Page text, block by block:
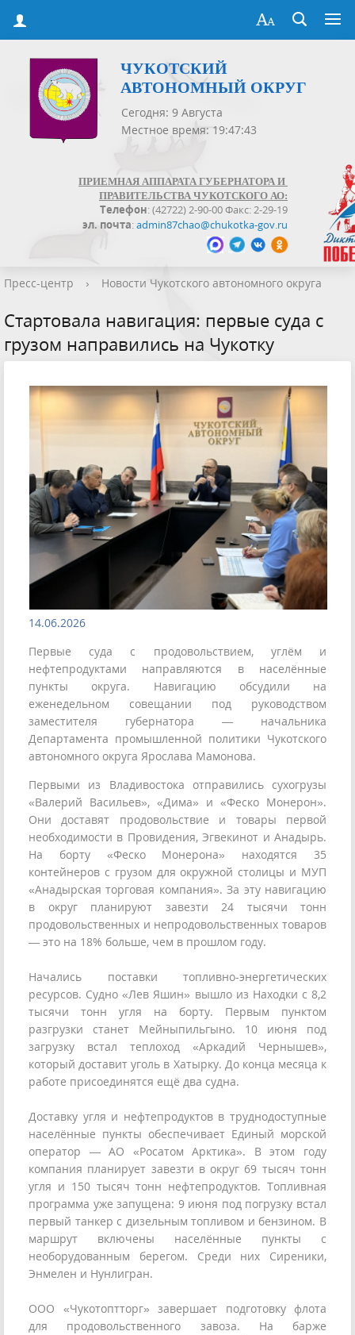
ЧУКОТСКИЙ
АВТОНОМНЫЙ ОКРУГ
Сегодня: 9 Августа
Местное время: 19:47:44
ПРИЕМНАЯ АППАРАТА ГУБЕРНАТОРА И
ПРАВИТЕЛЬСТВА ЧУКОТСКОГО АО:
Телефон: (42722) 2-90-00 Факс: 2-29-19
эл. почта:admin87chao@chukotka-gov.ru
Пресс-центр › Новости Чукотского автономного округа
Стартовала навигация: первые суда с
грузом направились на Чукотку
14.06.2026
Первые суда с продовольствием, углём и
нефтепродуктами направляются в населённые
пункты округа. Навигацию обсудили на
еженедельном совещании под руководством
заместителя губернатора — начальника
Департамента промышленной политики Чукотского
автономного округа Ярослава Мамонова.
Первыми из Владивостока отправились сухогрузы
«Валерий Васильев», «Дима» и «Феско Монерон».
Они доставят продовольствие и товары первой
необходимости в Провидения, Эгвекинот и Анадырь.
На борту «Феско Монерона» находятся 35
контейнеров с грузом для окружной столицы и МУП
«Анадырская торговая компания». За эту навигацию
в округ планируют завезти 24 тысячи тонн
продовольственных и непродовольственных товаров
— это на 18% больше, чем в прошлом году.
Начались поставки топливно-энергетических
ресурсов. Судно «Лев Яшин» вышло из Находки с 8,2
тысячи тонн угля на борту. Первым пунктом
разгрузки станет Мейныпильгыно. 10 июня под
загрузку встал теплоход «Аркадий Чернышев»,
который доставит уголь в Хатырку. До конца месяца к
работе присоединятся ещё два судна.
Доставку угля и нефтепродуктов в труднодоступные
населённые пункты обеспечивает Единый морской
оператор — АО «Росатом Арктика». В этом году
компания планирует завезти в округ 69 тысяч тонн
угля и 150 тысяч тонн нефтепродуктов. Топливная
программа уже запущена: 9 июня под погрузку встал
первый танкер с дизельным топливом и бензином. В
маршрут включены населённые пункты с
необорудованным берегом. Среди них Сиреники,
Энмелен и Нунлигран.
ООО «Чукотоптторг» завершает подготовку флота
для продовольственного завоза. На барже